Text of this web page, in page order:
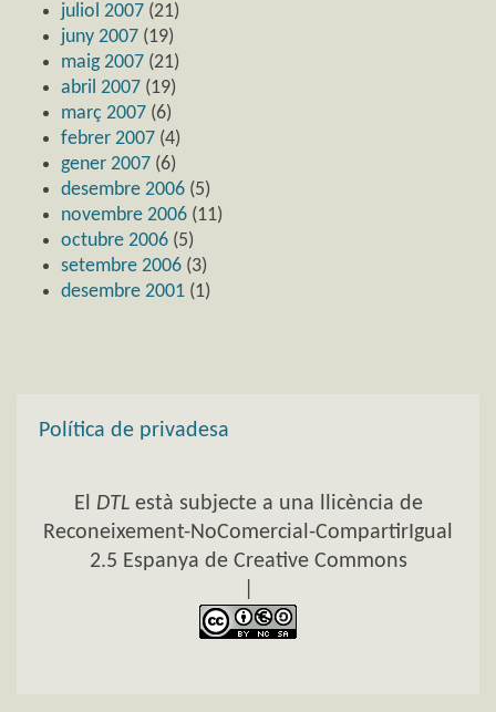
juliol 2007 (21)
juny 2007 (19)
maig 2007 (21)
abril 2007 (19)
març 2007 (6)
febrer 2007 (4)
gener 2007 (6)
desembre 2006 (5)
novembre 2006 (11)
octubre 2006 (5)
setembre 2006 (3)
desembre 2001 (1)
Política de privadesa
El DTLestà subjecte a una llicència de
Reconeixement-NoComercial-CompartirIgual
2.5 Espanya de Creative Commons